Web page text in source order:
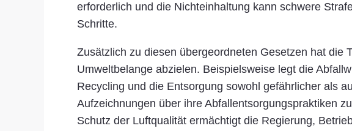
erforderlich und die Nichteinhaltung kann schwere
Schritte.
Zusätzlich zu diesen übergeordneten Gesetzen hat die
Umweltbelange abzielen. Beispielsweise legt die
Recycling und die Entsorgung sowohl gefährlicher als
Aufzeichnungen über ihre Abfallentsorgungspraktiken
Schutz der Luftqualität ermächtigt die Regierung,